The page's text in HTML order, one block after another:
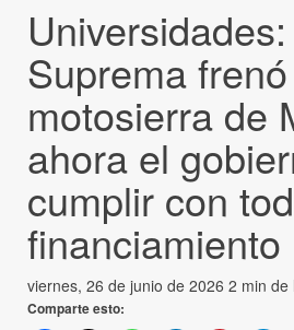
Suprema
motosierra de
ahora el
cumplir con
financiamiento
viernes, 26 de junio de 2026 2 min de
Comparte esto: